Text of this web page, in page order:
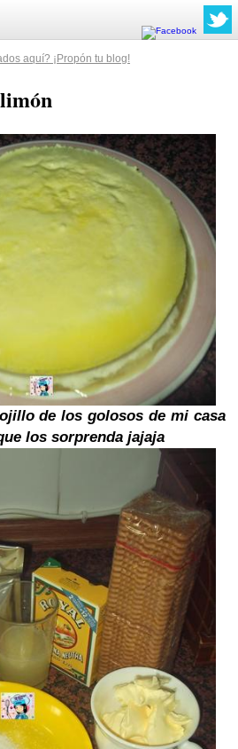
aquí? ¡Propón tu blog!
de los golosos de mi casa
los sorprenda jajaja